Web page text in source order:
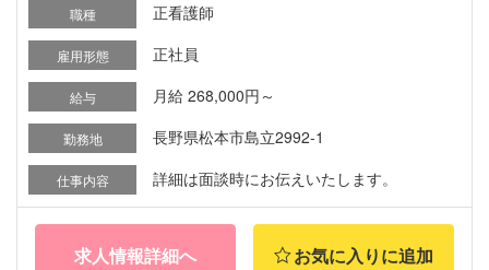
職種 正看護師
雇用形態 正社員
給与 月給 268,000円～
勤務地 長野県松本市島立2992-1
仕事内容 詳細は面談時にお伝えいたします。
求人情報詳細へ お気に入りに追加